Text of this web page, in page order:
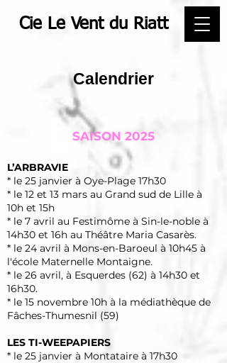
Cie Le Vent du Riatt
Calendrier
SAISON 2025
L’ARBRAVIE
* le 25 janvier à Oye-Plage 17h30
* le 12 et 13 mars au Grand sud de Lille à
10h et 15h
* le 7 avril au Festimôme à Sin-le-noble à
14h30 et 16h au Théâtre Maria Casarès.
* le 24 avril à Mons-en-Baroeul à 10h45 à
l'école Maternelle Montaigne.
* le 26 avril, à Esquerdes (62) à 14h30 et
16h30.
* le 15 novembre 10h à la médiathèque de
Fâches-Thumesnil (59)
LES TI-WEEPAPIERS
* le 25 janvier à Montataire à 17h30